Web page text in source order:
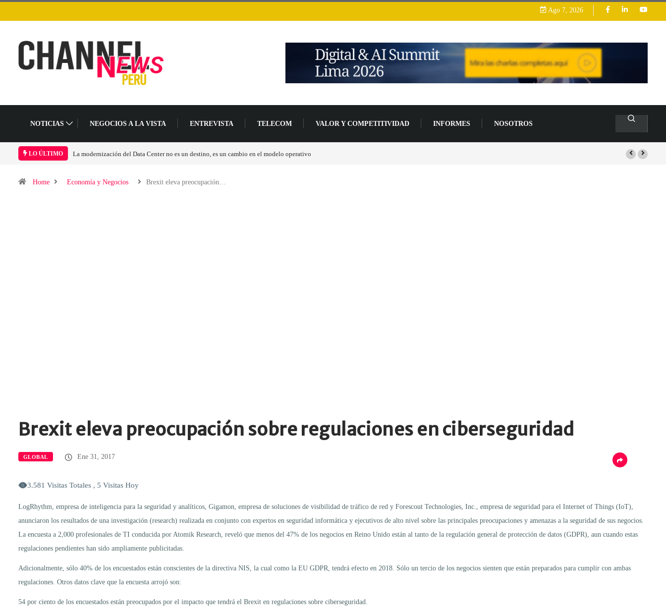
Ago 7, 2026
NOTICIAS NEGOCIOS A LA VISTA ENTREVISTA TELECOM VALOR Y COMPETITIVIDAD INFORMES NOSOTROS
LO ÚLTIMO Los ingresos por semiconductores aumentarán más de un 94 % en 2026
Home Economía y Negocios Brexit eleva preocupación…
Brexit eleva preocupación sobre regulaciones en ciberseguridad
GLOBAL Ene 31, 2017
3.581 Visitas Totales , 5 Visitas Hoy
LogRhythm, empresa de inteligencia para la seguridad y analíticos, Gigamon, empresa de soluciones de visibilidad de tráfico de red y Forescout Technologies, Inc., empresa de seguridad para el Internet of Things (IoT),
anunciaron los resultados de una investigación (research) realizada en conjunto con expertos en seguridad informática y ejecutivos de alto nivel sobre las principales preocupaciones y amenazas a la seguridad de sus negocios.
La encuesta a 2,000 profesionales de TI conducida por Atomik Research, reveló que menos del 47% de los negocios en Reino Unido están al tanto de la regulación general de protección de datos (GDPR), aun cuando estas
regulaciones pendientes han sido ampliamente publicitadas.
Adicionalmente, sólo 40% de los encuestados están conscientes de la directiva NIS, la cual como la EU GDPR, tendrá efecto en 2018. Sólo un tercio de los negocios sienten que están preparados para cumplir con ambas
regulaciones. Otros datos clave que la encuesta arrojó son:
54 por ciento de los encuestados están preocupados por el impacto que tendrá el Brexit en regulaciones sobre ciberseguridad.